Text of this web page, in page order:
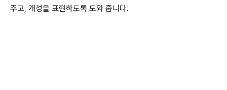
주고, 개성을 표현하도록 도와 줍니다.